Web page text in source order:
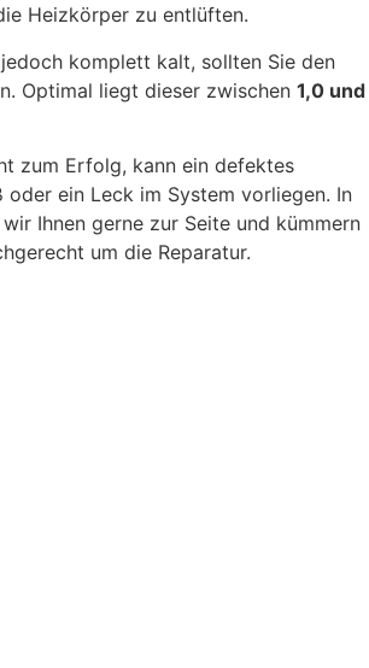
Heizkörper zu entlüften.
komplett kalt, sollten Sie den
Optimal liegt dieser zwischen 1,0 und
zum Erfolg, kann ein defektes
oder ein Leck im System vorliegen. In
Ihnen gerne zur Seite und kümmern
um die Reparatur.